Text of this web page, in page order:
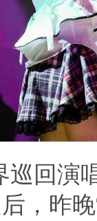
巡回
，昨